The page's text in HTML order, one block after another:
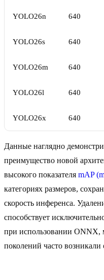
YOLO26n 640
YOLO26s 640
YOLO26m 640
YOLO26l 640
YOLO26x 640
Данные наглядно
преимущество новой
высокого показателя mAP
категориях размеров,
скорость инференса.
способствует
при использовании ONNX,
поколений часто возникали